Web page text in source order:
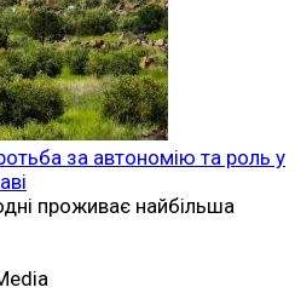
за автономію та роль у
проживає найбільша